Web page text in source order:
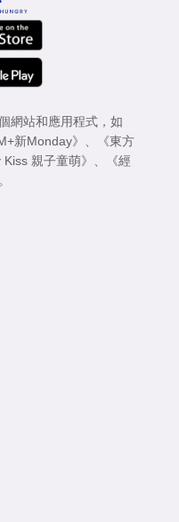
網站和應用程式，如
新Monday》
《東方
Kiss 親子童萌》
《經
。